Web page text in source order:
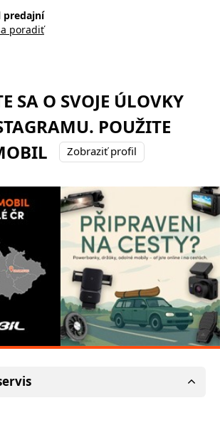
predajní
poradiť
SA O SVOJE ÚLOVKY
POUŽITE
Zobraziť profil